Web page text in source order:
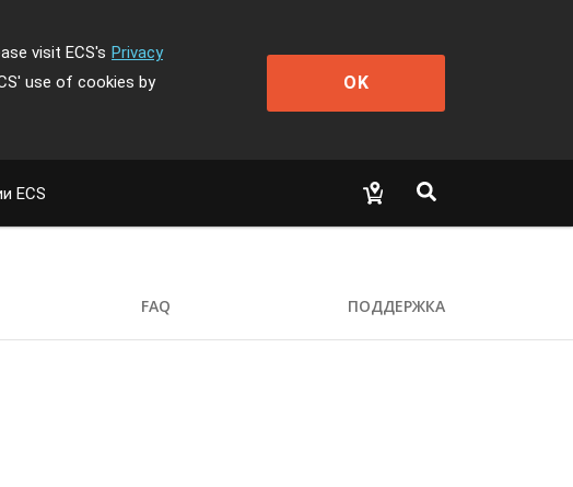
visit ECS's Privacy
use of cookies by
OK
ECS
FAQ ПОДДЕРЖКА